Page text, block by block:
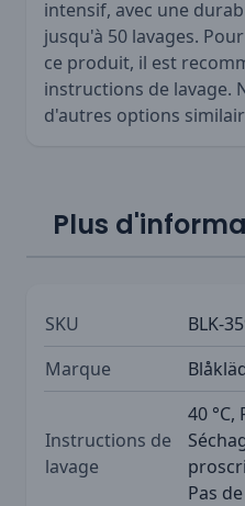
intensif, avec une
jusqu'à 50 lavages.
ce produit, il est
instructions de lavage.
d'autres options
Plus
SKU
BLK-
Marque
Instructions de
lavage
40
Pas